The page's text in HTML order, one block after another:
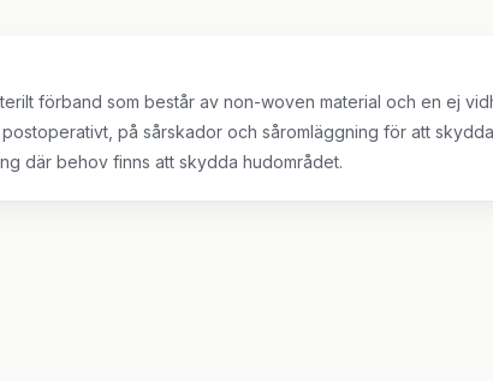
förband som består av non-woven material och en ej
på sårskador och såromläggning för att
där behov finns att skydda hudområdet.